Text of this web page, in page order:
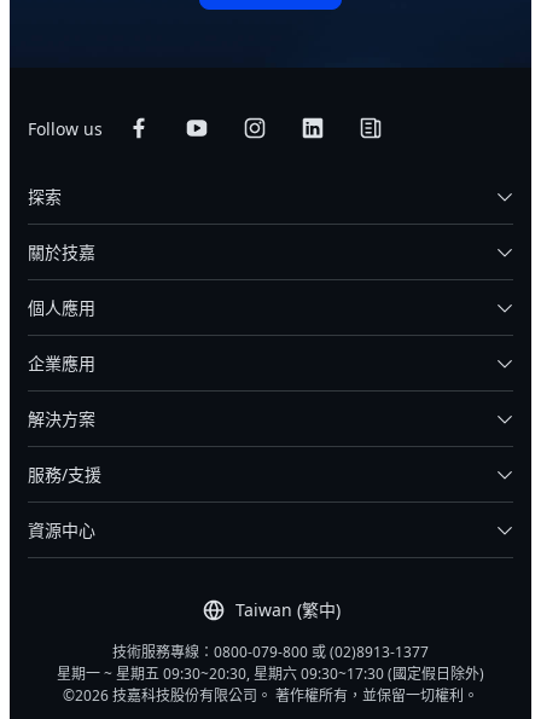
Follow us
Taiwan (繁中)
探索
關於技嘉
個人應用
企業應用
解決方案
服務/支援
資源中心
技術服務專線：0800-079-800 或 (02)8913-1377
星期一 ~ 星期五 09:30~20:30, 星期六 09:30~17:30 (國定假日除外)
©2026 技嘉科技股份有限公司。 著作權所有，並保留一切權利。